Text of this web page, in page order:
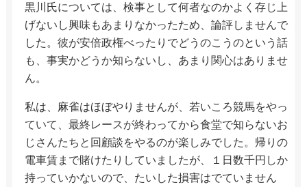
黒川氏については、検事として何者なのかよく存じ上
げないし興味もあまりなかったため、論評しませんで
した。彼が安倍政権べったりでどうのこうのという話
も、事実かどうか知らないし、あまり関心はありませ
ん。
私は、麻雀はほぼやりませんが、若いころ競馬をやっ
ていて、最終レースが終わってから食堂で知らないお
じさんたちと回顧談をやるのが楽しみでした。帰りの
電車賃まで賭けたりしていましたが、１日数千円しか
持っていかないので、たいした損害はでていません